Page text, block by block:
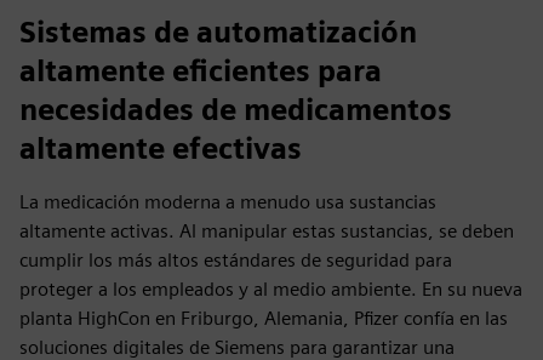
Sistemas de automatización
altamente eficientes para
necesidades de medicamentos
altamente efectivas
La medicación moderna a menudo usa sustancias
altamente activas. Al manipular estas sustancias, se deben
cumplir los más altos estándares de seguridad para
proteger a los empleados y al medio ambiente. En su nueva
planta HighCon en Friburgo, Alemania, Pfizer confía en las
soluciones digitales de Siemens para garantizar una